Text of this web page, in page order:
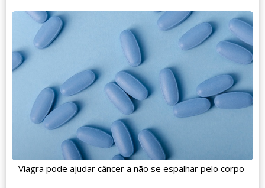
Viagra pode ajudar câncer a não se espalhar pelo corpo